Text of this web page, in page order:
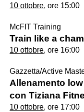
10 ottobre, ore 15:00
McFIT Training
Train like a
10 ottobre, ore 16:00
Gazzetta/Active
Allenamento
con Tiziana
10 ottobre, ore 17:00